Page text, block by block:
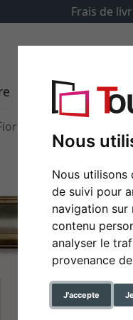
Nous
Nous utilisons
de suivi pour
navigation sur
contenu
analyser le
provenance
J'accepte
Frais de
Passe-partout